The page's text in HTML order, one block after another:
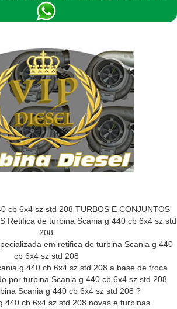
cb 6x4 sz std 208 TURBOS E CONJUNTOS
Retifica de turbina Scania g 440 cb 6x4 sz std
208
em retifica de turbina Scania g 440
cb 6x4 sz std 208
g 440 cb 6x4 sz std 208 a base de troca
por turbina Scania g 440 cb 6x4 sz std 208
Scania g 440 cb 6x4 sz std 208 ?
440 cb 6x4 sz std 208 novas e turbinas